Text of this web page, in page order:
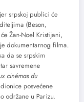
srpskoj publici će
(Beson,
Žan-Noel Kristijani,
dokumentarnog filma.
da se srpskim
savremene
cinémas du
posvećene
održane u Parizu.